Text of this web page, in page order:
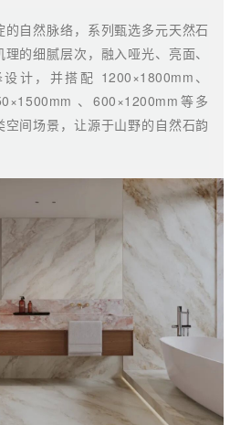
自然脉络，系列甄选多元天然石
的细腻层次，融入哑光、亮面、
计，并搭配 1200×1800mm、
、600×1200mm等多
间场景，让源于山野的自然石韵